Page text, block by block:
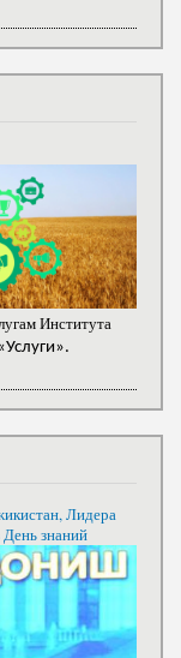
Института
Лидера
знаний